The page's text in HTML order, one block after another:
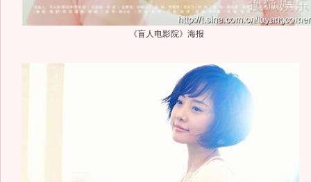
《盲人电影院》海报